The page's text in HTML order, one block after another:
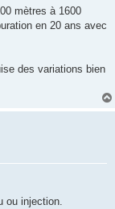
mètres à 1600
en 20 ans avec
des variations bien
ou injection.